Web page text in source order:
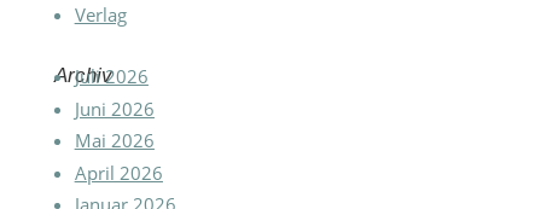
Verlag
Archiv
Juli 2026
Juni 2026
Mai 2026
April 2026